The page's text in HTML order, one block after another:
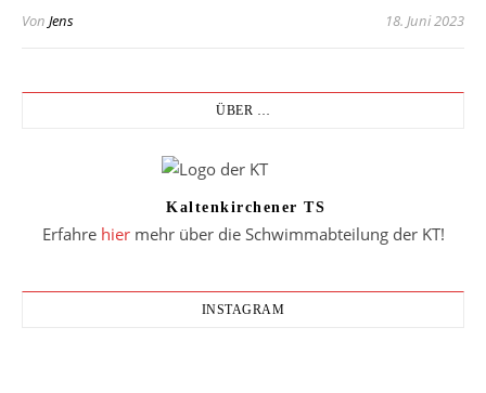
Von Jens 18. Juni 2023
ÜBER …
Kaltenkirchener TS
Erfahre hiermehr über die Schwimmabteilung der KT!
INSTAGRAM